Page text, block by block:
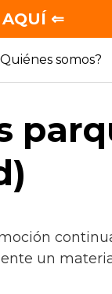
somos?
un
AQUÍ ⇐